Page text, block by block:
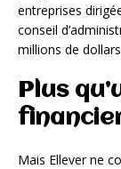
entreprises
conseil
millions de
Plus
Mais Ellever ne